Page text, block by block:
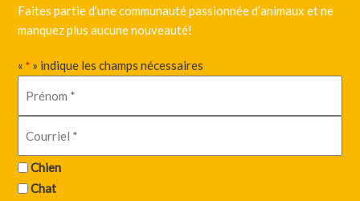
Faites partie d’une communauté passionnée d’animaux et ne
manquez plus aucune nouveauté!
«* » indique les champs nécessaires
Chien
Chat